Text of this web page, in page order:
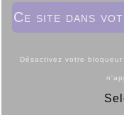
Ce site dans
Désactivez votre